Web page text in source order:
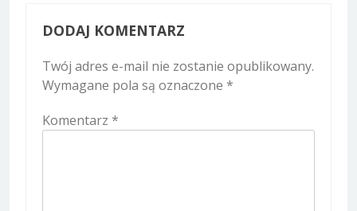
DODAJ KOMENTARZ
Twój adres e-mail nie zostanie opublikowany.
Wymagane pola są oznaczone *
Komentarz *